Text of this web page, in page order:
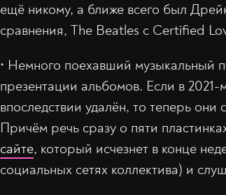
ещё никому, а ближе всего был
сравнения, The Beatles с Certified
•‎ Немного поехавший музыкальный
презентации альбомов. Если в
впоследствии удалён, то теперь
Причём речь сразу о пяти
сайте, который исчезнет в конце
социальных сетях коллектива) и